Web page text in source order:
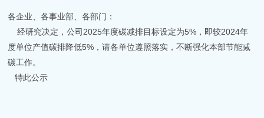
各企业、各事业部、各部门：
经研究决定，公司2025年度碳减排目标设定为5%，即较2024年
度单位产值碳排降低5%，请各单位遵照落实，不断强化本部节能减
碳工作。
特此公示